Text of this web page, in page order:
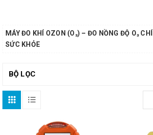
MÁY ĐO KHÍ OZON (O₃) – ĐO NỒNG ĐỘ O₃
SỨC KHỎE
BỘ LỌC